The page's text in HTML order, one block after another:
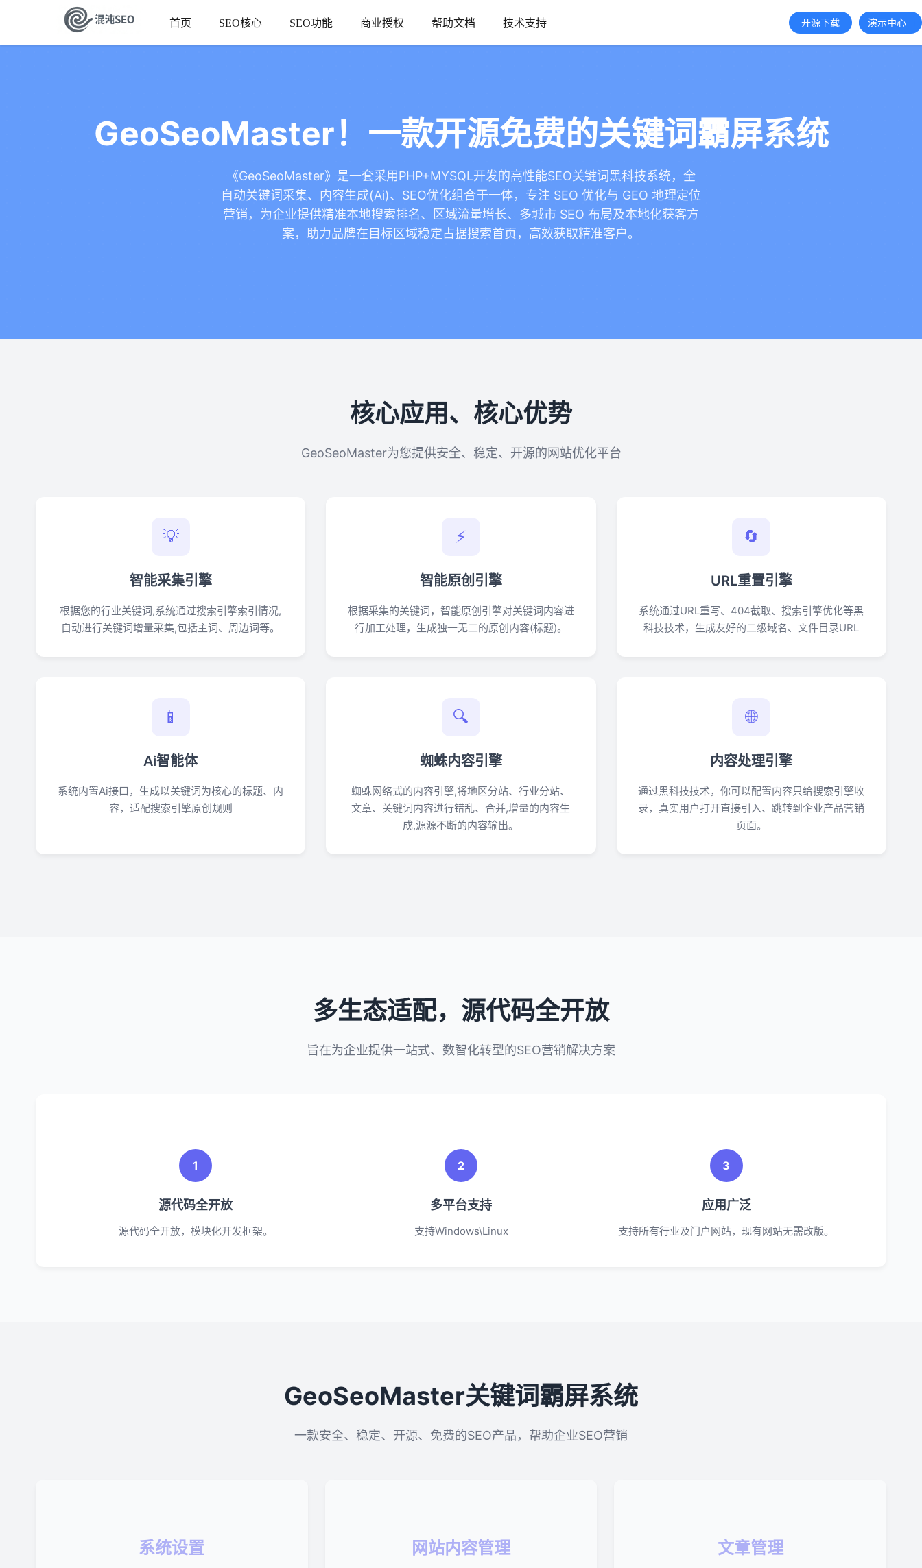
首页 SEO核心 SEO功能 商业授权 帮助文档 技术支持 开源下载 演示中心
GeoSeoMaster！一款开源免费的关键词霸屏系统
《GeoSeoMaster》是一套采用PHP+MYSQL开发的高性能SEO关键词黑科技系统，全
自动关键词采集、内容生成(Ai)、SEO优化组合于一体，专注 SEO 优化与 GEO 地理定位
营销，为企业提供精准本地搜索排名、区域流量增长、多城市 SEO 布局及本地化获客方
案，助力品牌在目标区域稳定占据搜索首页，高效获取精准客户。
核心应用、核心优势
GeoSeoMaster为您提供安全、稳定、开源的网站优化平台
💡
智能采集引擎
根据您的行业关键词,系统通过搜索引擎索引情况,
自动进行关键词增量采集,包括主词、周边词等。
⚡
智能原创引擎
根据采集的关键词，智能原创引擎对关键词内容进
行加工处理，生成独一无二的原创内容(标题)。
🔄
URL重置引擎
系统通过URL重写、404截取、搜索引擎优化等黑
科技技术，生成友好的二级域名、文件目录URL
📱
Ai智能体
系统内置Ai接口，生成以关键词为核心的标题、内
容，适配搜索引擎原创规则
🔍
蜘蛛内容引擎
蜘蛛网络式的内容引擎,将地区分站、行业分站、
文章、关键词内容进行错乱、合并,增量的内容生
成,源源不断的内容输出。
🌐
内容处理引擎
通过黑科技技术，你可以配置内容只给搜索引擎收
录，真实用户打开直接引入、跳转到企业产品营销
页面。
多生态适配，源代码全开放
旨在为企业提供一站式、数智化转型的SEO营销解决方案
1
源代码全开放
源代码全开放，模块化开发框架。
2
多平台支持
支持Windows\Linux
3
应用广泛
支持所有行业及门户网站，现有网站无需改版。
GeoSeoMaster关键词霸屏系统
一款安全、稳定、开源、免费的SEO产品，帮助企业SEO营销
系统设置 网站内容管理 文章管理